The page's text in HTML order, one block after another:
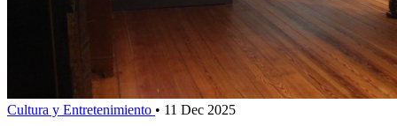
Cultura y Entretenimiento • 11 Dec 2025